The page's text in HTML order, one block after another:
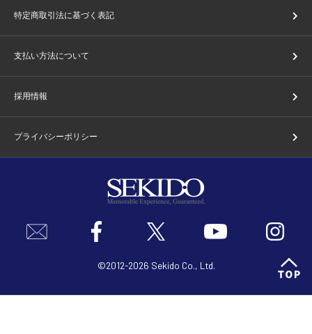
特定商取引法に基づく表記
支払い方法について
採用情報
プライバシーポリシー
©2012-2026 Sekido Co., Ltd.